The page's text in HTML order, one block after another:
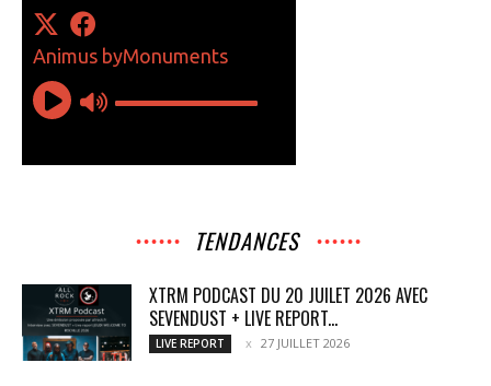
TENDANCES
XTRM PODCAST DU 20 JUILET 2026 AVEC
SEVENDUST + LIVE REPORT...
LIVE REPORT 27 JUILLET 2026